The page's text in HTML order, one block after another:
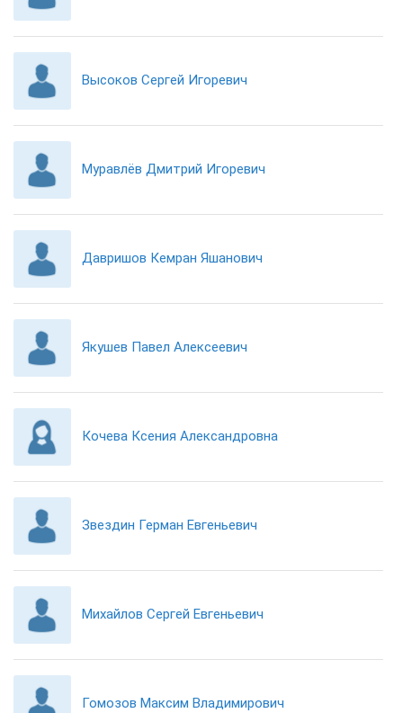
Высоков Сергей Игоревич
Муравлёв Дмитрий Игоревич
Давришов Кемран Яшанович
Якушев Павел Алексеевич
Кочева Ксения Александровна
Звездин Герман Евгеньевич
Михайлов Сергей Евгеньевич
Гомозов Максим Владимирович